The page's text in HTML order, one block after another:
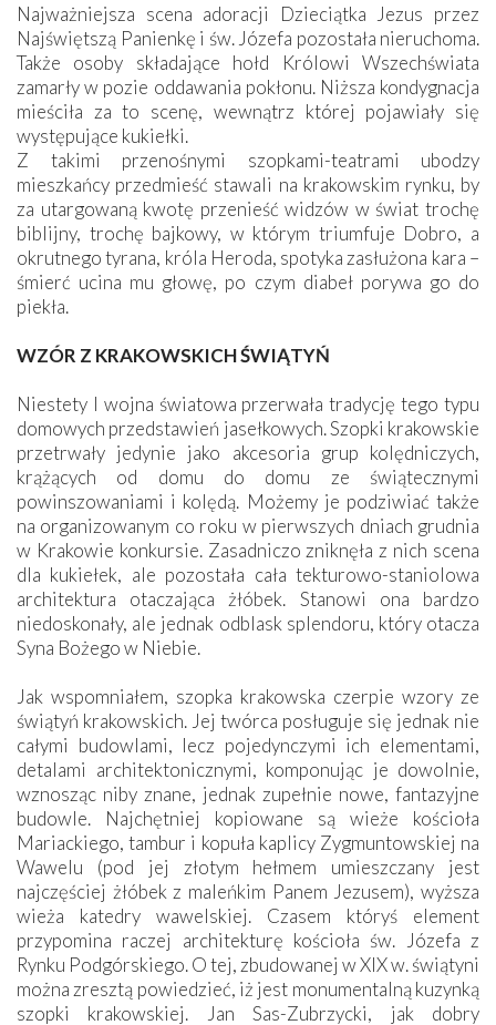
Najważniejsza scena adoracji Dzieciątka Jezus przez
Najświętszą Panienkę i św. Józefa pozostała nieruchoma.
Także osoby składające hołd Królowi Wszechświata
zamarły w pozie oddawania pokłonu. Niższa kondygnacja
mieściła za to scenę, wewnątrz której pojawiały się
występujące kukiełki.
Z takimi przenośnymi szopkami-teatrami ubodzy
mieszkańcy przedmieść stawali na krakowskim rynku, by
za utargowaną kwotę przenieść widzów w świat trochę
biblijny, trochę bajkowy, w którym triumfuje Dobro, a
okrutnego tyrana, króla Heroda, spotyka zasłużona kara –
śmierć ucina mu głowę, po czym diabeł porywa go do
piekła.
WZÓR Z KRAKOWSKICH ŚWIĄTYŃ
Niestety I wojna światowa przerwała tradycję tego typu
domowych przedstawień jasełkowych. Szopki krakowskie
przetrwały jedynie jako akcesoria grup kolędniczych,
krążących od domu do domu ze świątecznymi
powinszowaniami i kolędą. Możemy je podziwiać także
na organizowanym co roku w pierwszych dniach grudnia
w Krakowie konkursie. Zasadniczo zniknęła z nich scena
dla kukiełek, ale pozostała cała tekturowo-staniolowa
architektura otaczająca żłóbek. Stanowi ona bardzo
niedoskonały, ale jednak odblask splendoru, który otacza
Syna Bożego w Niebie.
Jak wspomniałem, szopka krakowska czerpie wzory ze
świątyń krakowskich. Jej twórca posługuje się jednak nie
całymi budowlami, lecz pojedynczymi ich elementami,
detalami architektonicznymi, komponując je dowolnie,
wznosząc niby znane, jednak zupełnie nowe, fantazyjne
budowle. Najchętniej kopiowane są wieże kościoła
Mariackiego, tambur i kopuła kaplicy Zygmuntowskiej na
Wawelu (pod jej złotym hełmem umieszczany jest
najczęściej żłóbek z maleńkim Panem Jezusem), wyższa
wieża katedry wawelskiej. Czasem któryś element
przypomina raczej architekturę kościoła św. Józefa z
Rynku Podgórskiego. O tej, zbudowanej w XIX w. świątyni
można zresztą powiedzieć, iż jest monumentalną kuzynką
szopki krakowskiej. Jan Sas-Zubrzycki, jak dobry